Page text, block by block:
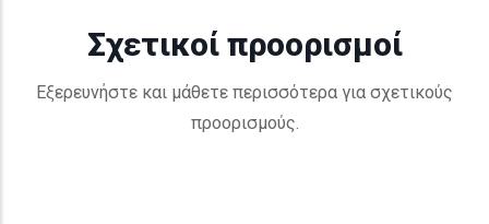
Σχετικοί προορισμοί
Εξερευνήστε και μάθετε περισσότερα για σχετικούς
προορισμούς.